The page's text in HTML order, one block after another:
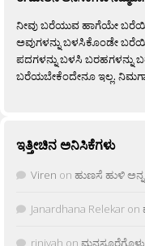
ನೀವು ಬರೆಯುವ ಹಾಗೆಯೇ
ಅವುಗಳನ್ನು ಬಳಸಿಕೊಂಡೇ
ಪದಗಳನ್ನು ಬಳಸಿ ಬರಹಗಳನ್ನು
ಬರೆಯಬೇಕೆಂದೇನೂ ಇಲ್ಲ.
ಇತ್ತೀಚಿನ ಅನಿಸಿಕೆಗಳು
Viren on ಹುಣಸೆ ಹುಳಿ ಅನ್ನ
Janardhana Relekar on
rjnivah on